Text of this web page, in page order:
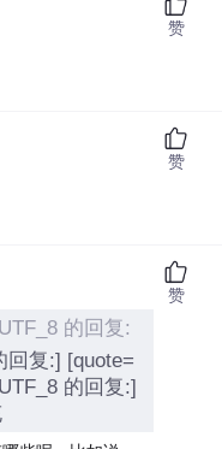
赞
赞
的回复:
回复:] [quote=
的回复:]
赞